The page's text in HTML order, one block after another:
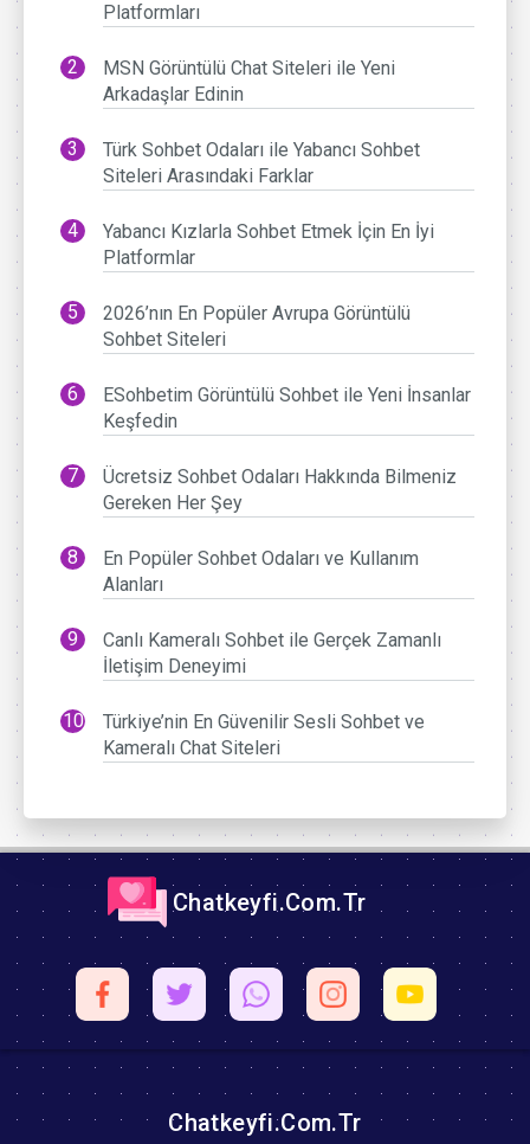
Platformları
MSN Görüntülü Chat Siteleri ile Yeni
Arkadaşlar Edinin
Türk Sohbet Odaları ile Yabancı Sohbet
Siteleri Arasındaki Farklar
Yabancı Kızlarla Sohbet Etmek İçin En İyi
Platformlar
2026’nın En Popüler Avrupa Görüntülü
Sohbet Siteleri
ESohbetim Görüntülü Sohbet ile Yeni İnsanlar
Keşfedin
Ücretsiz Sohbet Odaları Hakkında Bilmeniz
Gereken Her Şey
En Popüler Sohbet Odaları ve Kullanım
Alanları
Canlı Kameralı Sohbet ile Gerçek Zamanlı
İletişim Deneyimi
Türkiye’nin En Güvenilir Sesli Sohbet ve
Kameralı Chat Siteleri
Chatkeyfi.Com.Tr
Chatkeyfi.Com.Tr